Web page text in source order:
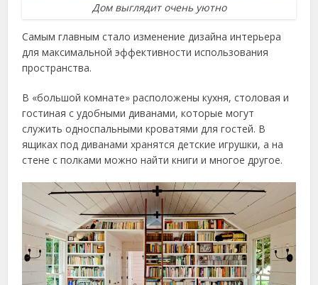
Дом выглядит очень уютно
Самым главным стало изменение дизайна интерьера
для максимальной эффективности использования
пространства.
В «большой комнате» расположены кухня, столовая и
гостиная с удобными диванами, которые могут
служить односпальными кроватями для гостей. В
ящиках под диванами хранятся детские игрушки, а на
стене с полками можно найти книги и многое другое.